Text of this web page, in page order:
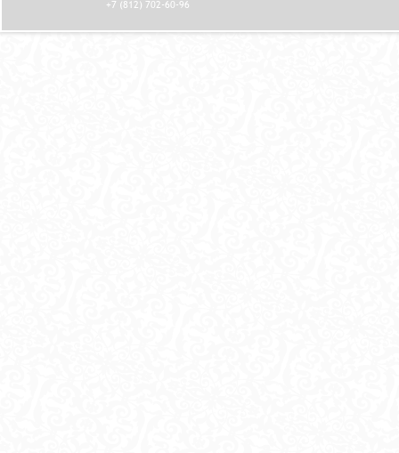
+7 (812) 702-60-96